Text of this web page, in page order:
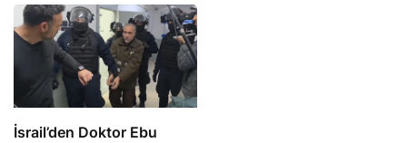
İsrail’den Doktor Ebu